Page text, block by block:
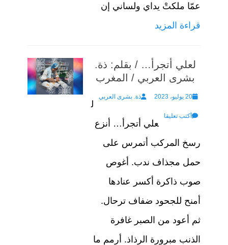
عمّا ملكتْ يداي ولساني إن
قراءة المزيد
لعلي أتجرأ… / بقلم: ذة.
بشرى العربي / المغرب
Posted
on
20 يوليو، 2023 Author
ذة. بشرى العربي
أكتب تعليقا
ل
علي أتجرأ… أنزع
رسخ المركب أتمرس على
حمل مجذاف ندب. أغوص
صوب ذاكرة أكسر عنادها
أمنح للجحود ضفاف ترحال.
ثم أعود من الصبر غافرة
الذنب مبرورة الرذاذ. أرمم ما